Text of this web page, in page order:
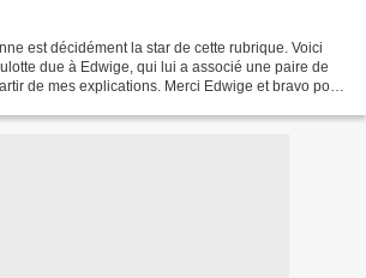
est décidément la star de cette rubrique. Voici
due à Edwige, qui lui a associé une paire de
de mes explications. Merci Edwige et bravo pour